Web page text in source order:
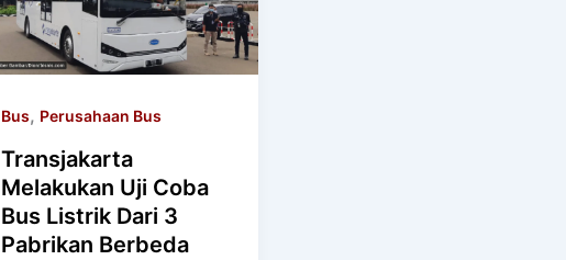
Bus, Perusahaan Bus
Transjakarta
Melakukan Uji Coba
Bus Listrik Dari 3
Pabrikan Berbeda